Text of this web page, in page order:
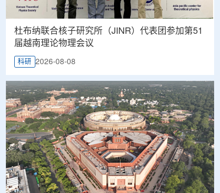
杜布纳联合核子研究所（JINR）代表团参加第51
届越南理论物理会议
科研 2026-08-08